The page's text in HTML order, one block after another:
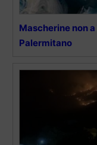
Mascherine non
Palermitano